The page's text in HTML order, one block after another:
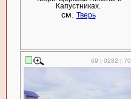
Капустниках.
см. Тверь
69 | 0282 | 70